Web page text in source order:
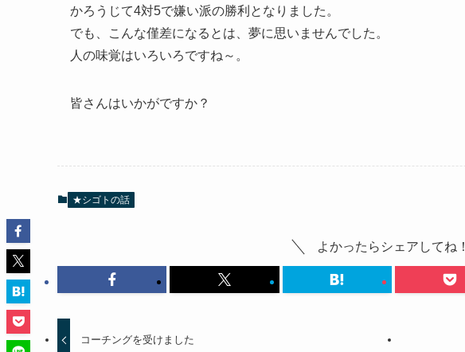
かろうじて4対5で嫌い派の勝利となりました。
でも、こんな僅差になるとは、夢に思いませんでした。
人の味覚はいろいろですね～。
皆さんはいかがですか？
★シゴトの話
よかったらシェアしてね！
コーチングを受けました